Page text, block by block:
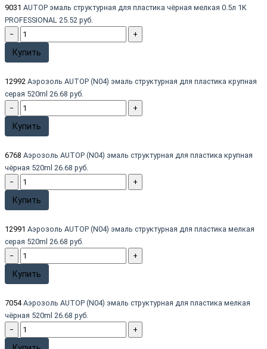
9031 AUTOP эмаль структурная для пластика чёрная мелкая 0.5л 1K
PROFESSIONAL 25.52 руб.
−
+
Купить
12992 Аэрозоль AUTOP (N04) эмаль структурная для пластика крупная
серая 520ml 26.68 руб.
−
+
Купить
6768 Аэрозоль AUTOP (N04) эмаль структурная для пластика крупная
чёрная 520ml 26.68 руб.
−
+
Купить
12991 Аэрозоль AUTOP (N04) эмаль структурная для пластика мелкая
серая 520ml 26.68 руб.
−
+
Купить
7054 Аэрозоль AUTOP (N04) эмаль структурная для пластика мелкая
чёрная 520ml 26.68 руб.
−
+